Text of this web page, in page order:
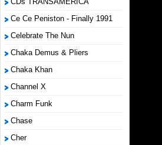
Ce Ce Peniston - Finally 1991
Celebrate The Nun
Chaka Demus & Pliers
Chaka Khan
Channel X
Charm Funk
Chase
Cher